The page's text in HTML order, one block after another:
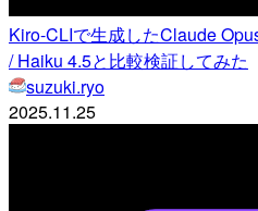
Kiro-CLIで生成したClaude
/ Haiku 4.5と比較検証してみた
suzuki.ryo
2025.11.25